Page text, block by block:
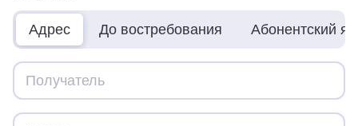
Адрес До востребования Абонентский